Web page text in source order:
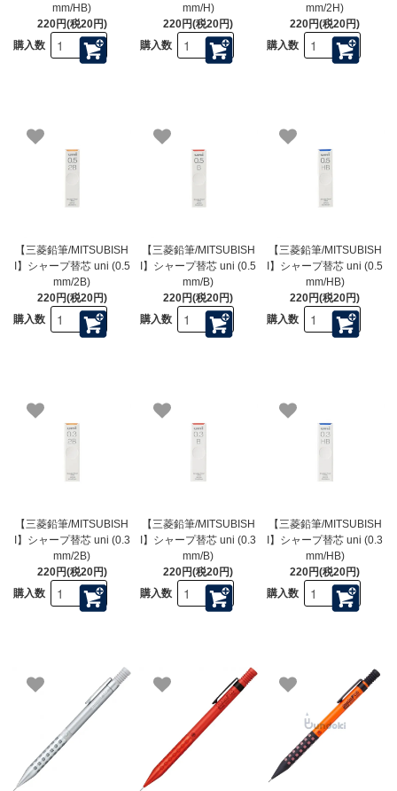
mm/HB)
220円(税20円)
購入数
mm/H)
220円(税20円)
購入数
mm/2H)
220円(税20円)
購入数
【三菱鉛筆/MITSUBISH
I】シャープ替芯 uni (0.5
mm/2B)
220円(税20円)
購入数
【三菱鉛筆/MITSUBISH
I】シャープ替芯 uni (0.5
mm/B)
220円(税20円)
購入数
【三菱鉛筆/MITSUBISH
I】シャープ替芯 uni (0.5
mm/HB)
220円(税20円)
購入数
【三菱鉛筆/MITSUBISH
I】シャープ替芯 uni (0.3
mm/2B)
220円(税20円)
購入数
【三菱鉛筆/MITSUBISH
I】シャープ替芯 uni (0.3
mm/B)
220円(税20円)
購入数
【三菱鉛筆/MITSUBISH
I】シャープ替芯 uni (0.3
mm/HB)
220円(税20円)
購入数